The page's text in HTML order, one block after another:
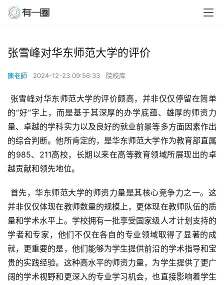
张雪峰对华东师范大学的评价
陳老師 2024-12-23 09:56:33 院校库
的“好”字上，而是基于其深厚的办学底蕴、雄厚的师资力
量、卓越的学科实力以及良好的就业前景等多方面因素作出
的综合判断。他所肯定的，是华东师范大学作为教育部直属
的985、211高校，长期以来在高等教育领域所展现出的卓
越贡献和领先地位。
并非仅仅体现在教师数量的规模上，更体现在教师队伍的质
量和学术水平上。学校拥有一批享受国家级人才计划支持的
学者和专家，他们不仅在各自的专业领域取得了显著的成
就，更重要的是，他们能够为学生提供前沿的学术指导和宝
贵的实践经验。这种高水平的师资力量，为学生提供了更广
阔的学术视野和更深入的专业学习机会，也直接影响着学生